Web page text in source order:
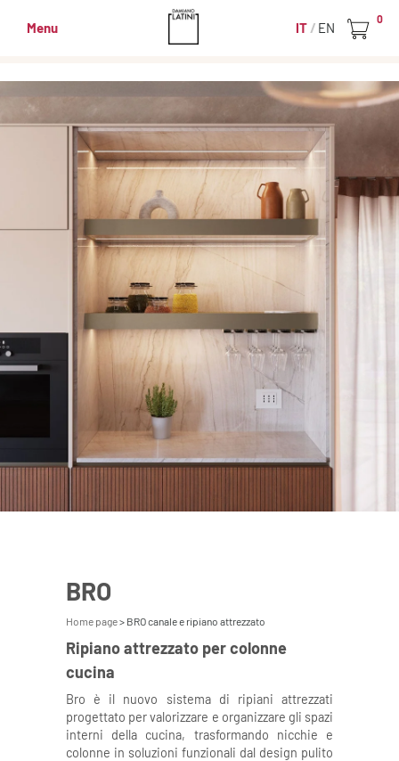
Menu IT EN
0
BRO
Home page BRO canale e ripiano attrezzato
Ripiano attrezzato per colonne
cucina
Bro è il nuovo sistema di ripiani attrezzati
progettato per valorizzare e organizzare gli spazi
interni della cucina, trasformando nicchie e
colonne in soluzioni funzionali dal design pulito